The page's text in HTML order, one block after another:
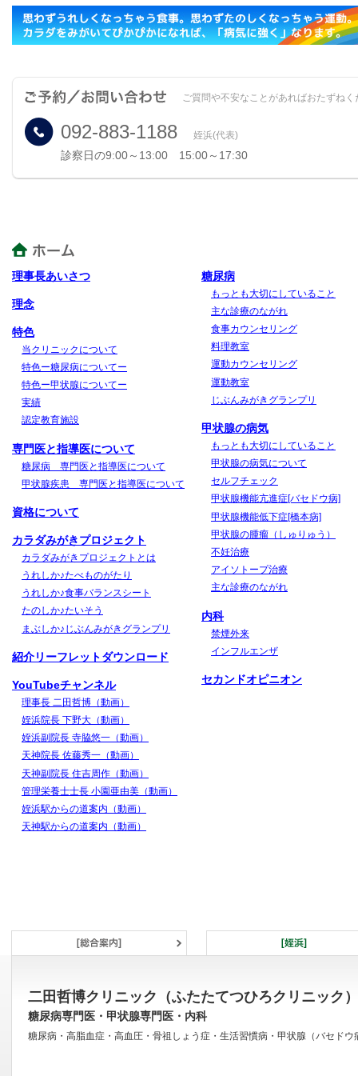
ご質問や不安なことがあればおたずねく
092-883-1188 姪浜(代表)
診察日の9:00～13:00 15:00～17:30
理事長あいさつ
理念
特色
当クリニックについて
特色ー糖尿病についてー
特色ー甲状腺についてー
実績
認定教育施設
専門医と指導医について
糖尿病 専門医と指導医について
甲状腺疾患 専門医と指導医について
資格について
カラダみがきプロジェクト
カラダみがきプロジェクトとは
うれしか♪たべものがたり
うれしか♪食事バランスシート
たのしか♪たいそう
まぶしか♪じぶんみがきグランプリ
紹介リーフレットダウンロード
YouTubeチャンネル
理事長 二田哲博（動画）
姪浜院長 下野大（動画）
姪浜副院長 寺脇悠一（動画）
天神院長 佐藤秀一（動画）
天神副院長 住吉周作（動画）
管理栄養士士長 小園亜由美（動画）
姪浜駅からの道案内（動画）
天神駅からの道案内（動画）
糖尿病
もっとも大切にしていること
主な診療のながれ
食事カウンセリング
料理教室
運動カウンセリング
運動教室
じぶんみがきグランプリ
甲状腺の病気
もっとも大切にしていること
甲状腺の病気について
セルフチェック
甲状腺機能亢進症[バセドウ病]
甲状腺機能低下症[橋本病]
甲状腺の腫瘤（しゅりゅう）
不妊治療
アイソトープ治療
主な診療のながれ
内科
禁煙外来
インフルエンザ
セカンドオピニオン
二田哲博クリニック（ふたたてつひろクリニック）
糖尿病専門医・甲状腺専門医・内科
糖尿病・高脂血症・高血圧・骨祖しょう症・生活習慣病・甲状腺（バセド